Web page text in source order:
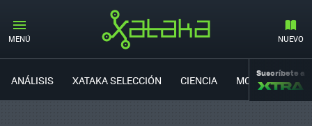
MENÚ NUEVO
ANÁLISIS XATAKA SELECCIÓN CIENCIA MOVILIDAD
Suscríbete a